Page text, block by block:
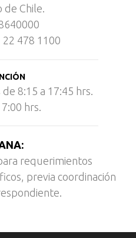
de Chile.
478 1100
8:15 a 17:45 hrs.
hrs.
requerimientos
previa coordinación